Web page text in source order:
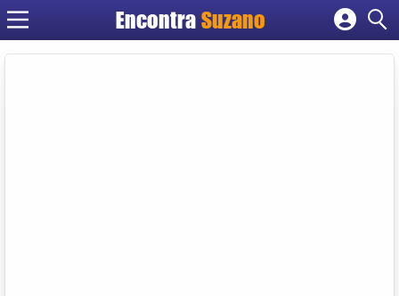
EncontraSuzano
Cadastrar empresa